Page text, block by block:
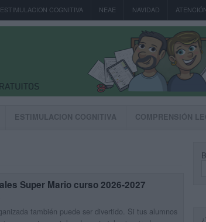
ESTIMULACION COGNITIVA NEAE NAVIDAD
ESTIMULACION COGNITIVA COMPRENSIÓN
Super Mario curso 2026-2027
también puede ser divertido. Si tus alumnos